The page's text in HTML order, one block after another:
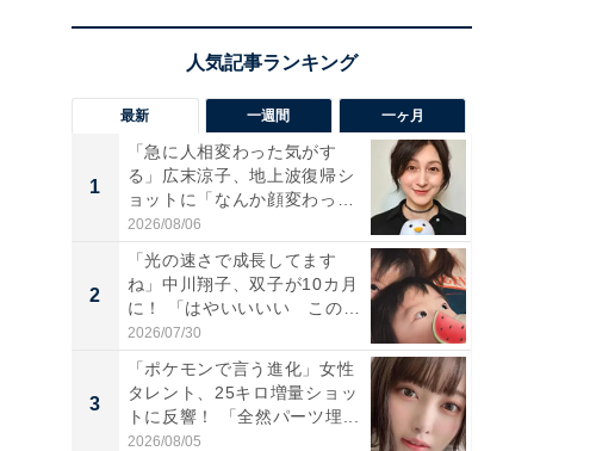
最新 一週間 一ヶ月
1
「急に人相変わった気がす
る」広末涼子、地上波復帰シ
ョットに「なんか顔変わっ
た」の...
2026/08/06
2
「光の速さで成長してます
ね」中川翔子、双子が10カ月
に！ 「はやいいいい この
前...
2026/07/30
3
「ポケモンで言う進化」女性
タレント、25キロ増量ショッ
トに反響！ 「全然パーツ埋...
2026/08/05